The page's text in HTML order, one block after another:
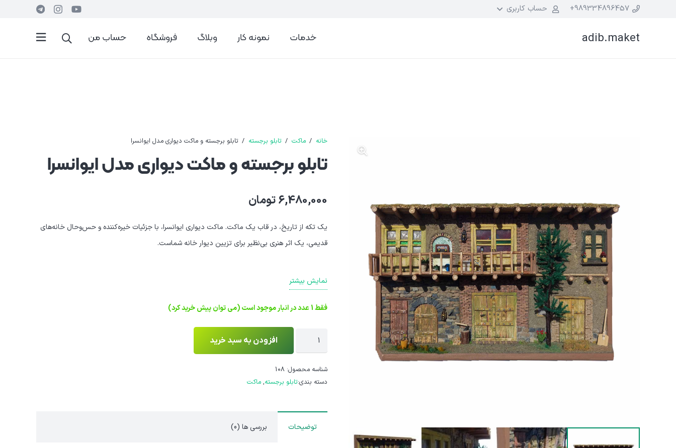
989334896457+ حساب کاربری
adib.maket خدمات نمونه کار وبلاگ فروشگاه حساب من
خانه / ماکت / تابلو برجسته / تابلو برجسته و ماکت دیواری مدل ایوانسرا
تابلو برجسته و ماکت دیواری مدل ایوانسرا
6,480,000تومان
یک تکه از تاریخ، در قاب یک ماکت. ماکت دیواری ایوانسرا، با جزئیات خیره‌کننده و حس‌وحال خانه‌های
قدیمی، یک اثر هنری بی‌نظیر برای تزیین دیوار خانه شماست.
نمایش بیشتر
فقط 1 عدد در انبار موجود است (می توان پیش خرید کرد)
تابلو
برجسته
و
ماکت
ایوانسرا
افزودن به سبد خرید
شناسه محصول: 108
دسته بندی:تابلو برجسته, ماکت
توضیحات بررسی ها (0)